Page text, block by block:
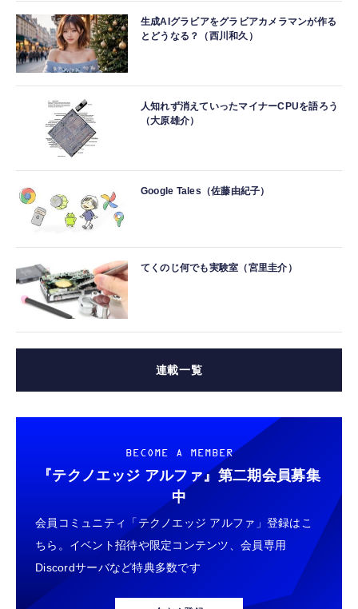
生成AIグラビアをグラビアカメラマンが作る
とどうなる？（西川和久）
人知れず消えていったマイナーCPUを語ろう
（大原雄介）
Google Tales（佐藤由紀子）
てくのじ何でも実験室（宮里圭介）
連載一覧
BECOME A MEMBER
『テクノエッジ アルファ』 第二期会員募集
中
会員コミュニティ「テクノエッジ アルファ」登録はこ
ちら。イベント招待や限定コンテンツ、会員専用
Discordサーバなど特典多数です